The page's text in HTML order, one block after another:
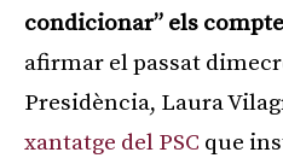
condicionar” els
afirmar el passat
Presidència, Laura
xantatge del PSC que